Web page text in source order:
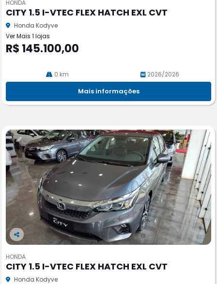
pa
rtil
he
HONDA
CITY 1.5 I-VTEC FLEX HATCH EXL CVT
Honda Kodyve
Ver Mais 1 lojas
R$ 145.100,00
0 km 2026/2026
Mais informações
Co
pa
rtil
he
HONDA
CITY 1.5 I-VTEC FLEX HATCH EXL CVT
Honda Kodyve